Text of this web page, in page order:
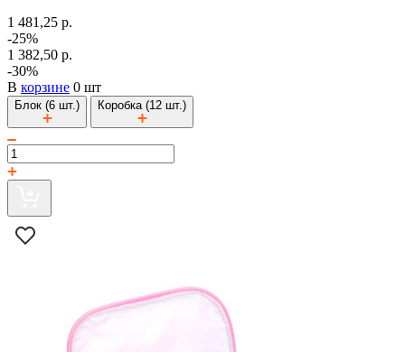
1 481,25 р.
-25%
1 382,50 р.
-30%
В корзине 0 шт
Блок (6 шт.) Коробка (12 шт.)